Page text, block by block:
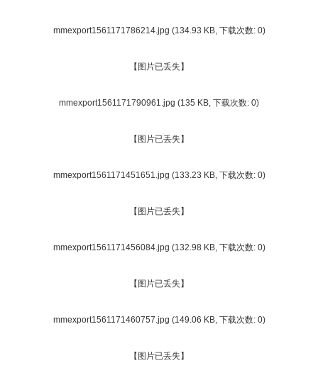
mmexport1561171786214.jpg (134.93 KB, 下载次数: 0)
【图片已丢失】
mmexport1561171790961.jpg (135 KB, 下载次数: 0)
【图片已丢失】
mmexport1561171451651.jpg (133.23 KB, 下载次数: 0)
【图片已丢失】
mmexport1561171456084.jpg (132.98 KB, 下载次数: 0)
【图片已丢失】
mmexport1561171460757.jpg (149.06 KB, 下载次数: 0)
【图片已丢失】